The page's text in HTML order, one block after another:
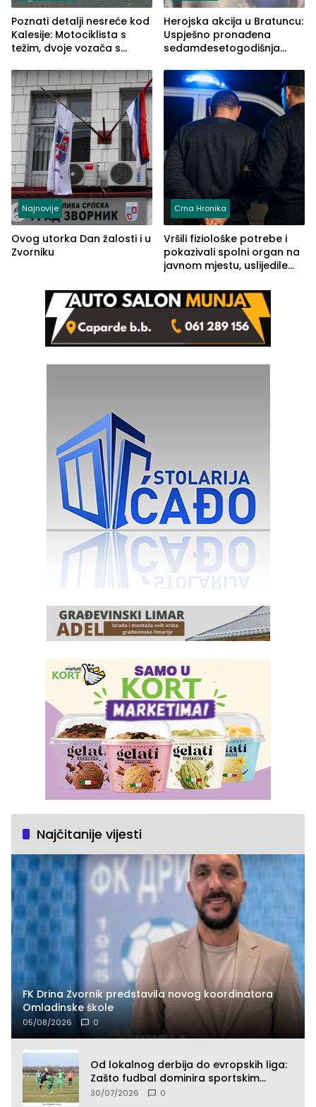
Poznati detalji nesreće kod
Kalesije: Motociklista s
težim, dvoje vozača s
Herojska akcija u Bratuncu:
Uspješno pronađena
sedamdesetogodišnja
Kravice.
Najnovije
Ovog utorka Dan žalosti i u
Zvorniku
Crna Hronika
Vršili fiziološke potrebe i
pokazivali spolni organ na
javnom mjestu, uslijedile
Najčitanije vijesti
FK Drina Zvornik predstavila novog koordinatora
Omladinske škole
05/08/2026 0
Od lokalnog derbija do evropskih liga:
Zašto fudbal dominira sportskim
klađenjem
30/07/2026 0